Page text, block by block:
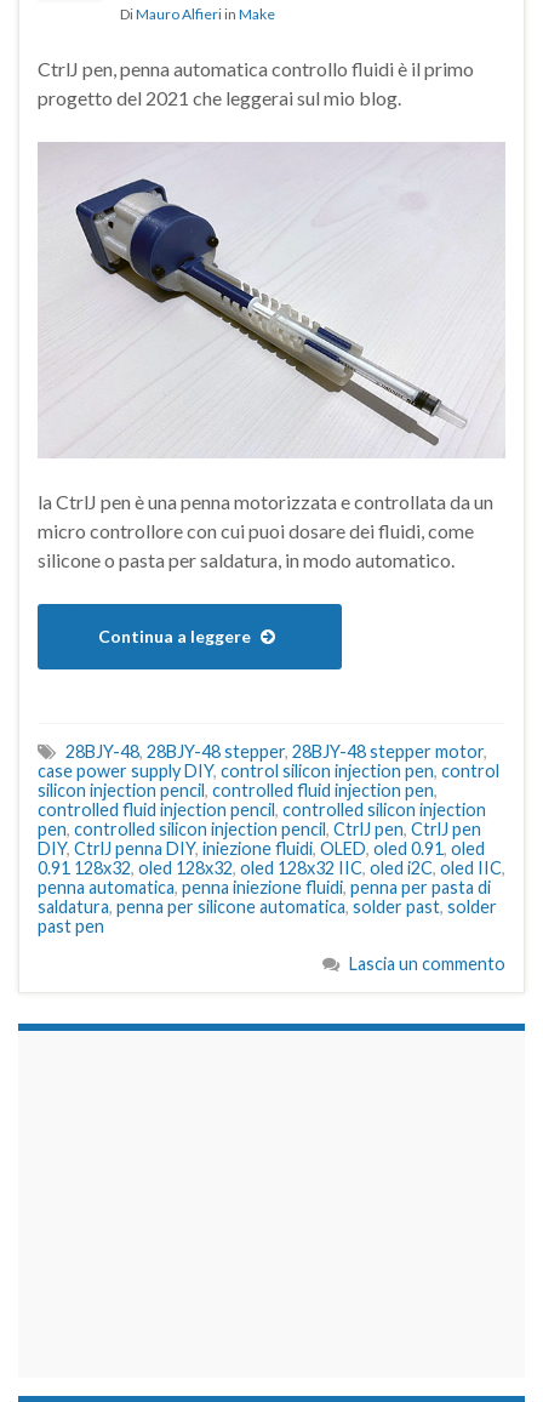
DiMauro Alfieri in Make
CtrlJ pen, penna automatica controllo fluidi è il primo
progetto del 2021 che leggerai sul mio blog.
la CtrlJ pen è una penna motorizzata e controllata da un
micro controllore con cui puoi dosare dei fluidi, come
silicone o pasta per saldatura, in modo automatico.
Continua a leggere
28BJY-48, 28BJY-48 stepper, 28BJY-48 stepper motor,
case power supply DIY, control silicon injection pen, control
silicon injection pencil, controlled fluid injection pen,
controlled fluid injection pencil, controlled silicon injection
pen, controlled silicon injection pencil, CtrlJ pen, CtrlJ pen
DIY, CtrlJ penna DIY, iniezione fluidi, OLED, oled 0.91, oled
0.91 128x32, oled 128x32, oled 128x32 IIC, oled i2C, oled IIC,
penna automatica, penna iniezione fluidi, penna per pasta di
saldatura, penna per silicone automatica, solder past, solder
past pen
Lascia un commento